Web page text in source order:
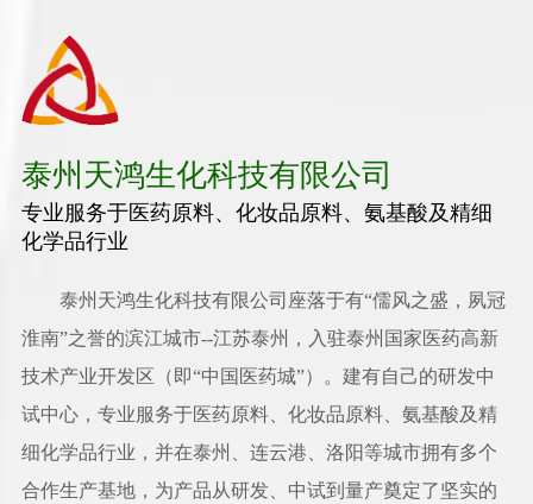
泰州天鸿生化科技有限公司
专业服务于医药原料、化妆品原料、氨基酸及精细
化学品行业
泰州天鸿生化科技有限公司 座落于有“儒风之盛，夙冠
淮南”之誉的滨江城市--江苏泰州，入驻泰州国家医药高新
技术产业开发区（即“中国医药城”）。建有自己的研发中
试中心，专业服务于医药原料、化妆品原料、氨基酸及精
细化学品行业，并在泰州、连云港、洛阳等城市拥有多个
合作生产基地，为产品从研发、中试到量产奠定了坚实的